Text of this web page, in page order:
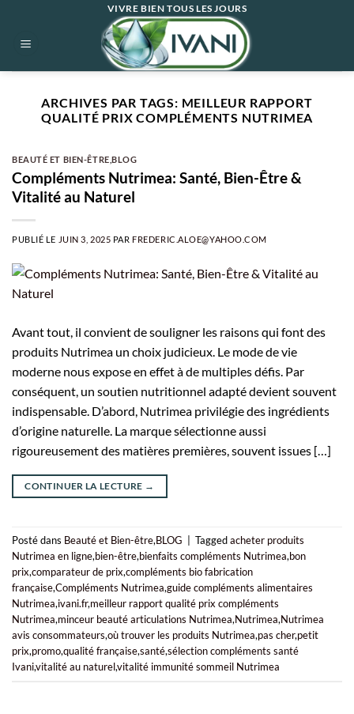
contenu
VIVRE BIEN TOUS LES JOURS
ARCHIVES PAR TAGS: MEILLEUR RAPPORT
QUALITÉ PRIX COMPLÉMENTS NUTRIMEA
BEAUTÉ ET BIEN-ÊTRE ,BLOG
Compléments Nutrimea: Santé, Bien-Être &
Vitalité au Naturel
PUBLIÉ LE JUIN 3, 2025 PAR FREDERIC.ALOE@YAHOO.COM
Avant tout, il convient de souligner les raisons qui font des
produits Nutrimea un choix judicieux. Le mode de vie
moderne nous expose en effet à de multiples défis. Par
conséquent, un soutien nutritionnel adapté devient souvent
indispensable. D’abord, Nutrimea privilégie des ingrédients
d’origine naturelle. La marque sélectionne aussi
rigoureusement des matières premières, souvent issues […]
CONTINUER LA LECTURE →
Posté dans Beauté et Bien-être,BLOG Taggedacheter produits
Nutrimea en ligne,bien-être,bienfaits compléments Nutrimea,bon
prix,comparateur de prix,compléments bio fabrication
française,Compléments Nutrimea,guide compléments alimentaires
Nutrimea,ivani.fr,meilleur rapport qualité prix compléments
Nutrimea,minceur beauté articulations Nutrimea,Nutrimea,Nutrimea
avis consommateurs,où trouver les produits Nutrimea,pas cher,petit
prix,promo,qualité française,santé,sélection compléments santé
Ivani,vitalité au naturel,vitalité immunité sommeil Nutrimea